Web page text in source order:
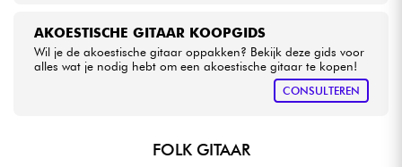
AKOESTISCHE GITAAR KOOPGIDS
Wil je de akoestische gitaar oppakken? Bekijk deze gids voor
alles wat je nodig hebt om een akoestische gitaar te kopen!
CONSULTEREN
FOLK GITAAR